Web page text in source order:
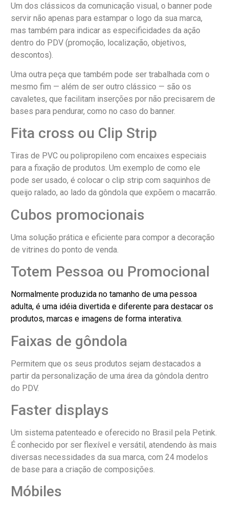
Um dos clássicos da comunicação visual, o banner pode
servir não apenas para estampar o logo da sua marca,
mas também para indicar as especificidades da ação
dentro do PDV (promoção, localização, objetivos,
descontos).
Uma outra peça que também pode ser trabalhada com o
mesmo fim — além de ser outro clássico — são os
cavaletes, que facilitam inserções por não precisarem de
bases para pendurar, como no caso do banner.
Fita cross ou Clip Strip
Tiras de PVC ou polipropileno com encaixes especiais
para a fixação de produtos. Um exemplo de como ele
pode ser usado, é colocar o clip strip com saquinhos de
queijo ralado, ao lado da gôndola que expõem o macarrão.
Cubos promocionais
Uma solução prática e eficiente para compor a decoração
de vitrines do ponto de venda.
Totem Pessoa ou Promocional
Normalmente produzida no tamanho de uma pessoa
adulta, é uma idéia divertida e diferente para destacar os
produtos, marcas e imagens de forma interativa.
Faixas de gôndola
Permitem que os seus produtos sejam destacados a
partir da personalização de uma área da gôndola dentro
do PDV.
Faster displays
Um sistema patenteado e oferecido no Brasil pela Petink.
É conhecido por ser flexível e versátil, atendendo às mais
diversas necessidades da sua marca, com 24 modelos
de base para a criação de composições.
Móbiles